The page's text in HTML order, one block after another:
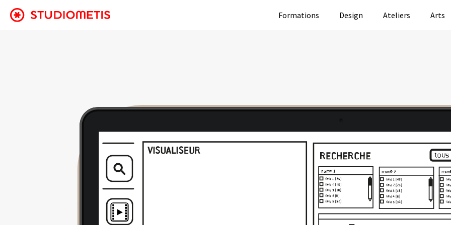
Formations Design Ateliers Arts